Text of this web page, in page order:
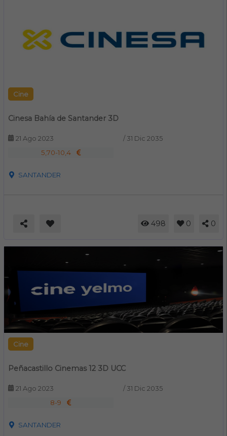
Cine
Cinesa Bahía de Santander 3D
21 Ago 2023 / 31 Dic 2035
5,70-10,4
SANTANDER
498 0 0
Cine
Peñacastillo Cinemas 12 3D UCC
21 Ago 2023 / 31 Dic 2035
8-9
SANTANDER